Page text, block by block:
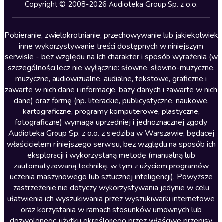
Lektury szkolne
Literatura anglojęzyczna
Literatura faktu
Literatura obyczajowa
Literatura piękna obca
Literatura piękna polska
Nagrania relaksacyjne
Nauka języków
Nauki humanistyczne
Podcasty i audycje
Polityka
Prasa
Copyright © 2008-2026 Audioteka Group Sp. z o.o.
Pobieranie, zwielokrotnianie, przechowywanie lub jakiekolwiek
inne wykorzystywanie treści dostępnych w niniejszym
serwisie - bez względu na ich charakter i sposób wyrażenia (w
szczególności lecz nie wyłącznie: słowne, słowno-muzyczne,
muzyczne, audiowizualne, audialne, tekstowe, graficzne i
zawarte w nich dane i informacje, bazy danych i zawarte w nich
dane) oraz formę (np. literackie, publicystyczne, naukowe,
kartograficzne, programy komputerowe, plastyczne,
fotograficzne) wymaga uprzedniej i jednoznacznej zgody
Audioteka Group Sp. z o.o. z siedzibą w Warszawie, będącej
właścicielem niniejszego serwisu, bez względu na sposób ich
eksploracji i wykorzystaną metodę (manualną lub
zautomatyzowaną technikę, w tym z użyciem programów
uczenia maszynowego lub sztucznej inteligencji). Powyższe
zastrzeżenie nie dotyczy wykorzystywania jedynie w celu
ułatwienia ich wyszukiwania przez wyszukiwarki internetowe
oraz korzystania w ramach stosunków umownych lub